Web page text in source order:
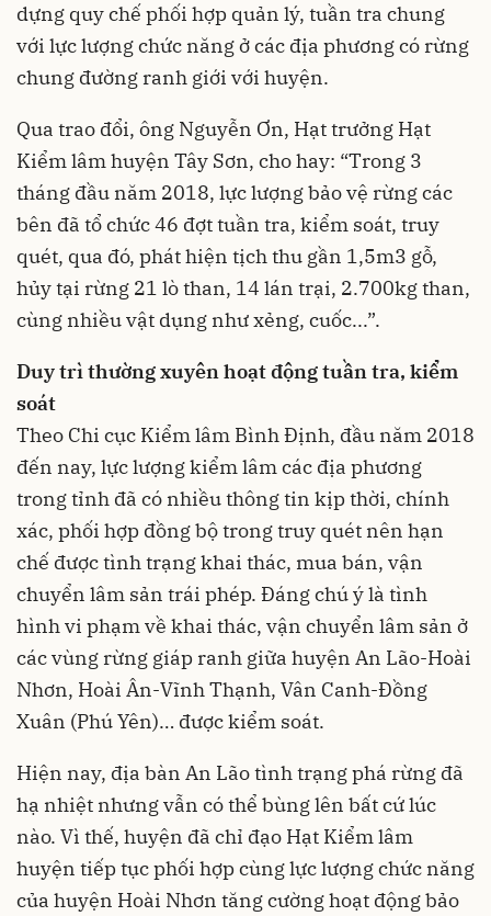
dựng quy chế phối hợp quản lý, tuần tra chung
với lực lượng chức năng ở các địa phương có rừng
chung đường ranh giới với huyện.
Qua trao đổi, ông Nguyễn Ơn, Hạt trưởng Hạt
Kiểm lâm huyện Tây Sơn, cho hay: “Trong 3
tháng đầu năm 2018, lực lượng bảo vệ rừng các
bên đã tổ chức 46 đợt tuần tra, kiểm soát, truy
quét, qua đó, phát hiện tịch thu gần 1,5m3 gỗ,
hủy tại rừng 21 lò than, 14 lán trại, 2.700kg than,
cùng nhiều vật dụng như xẻng, cuốc...”.
Duy trì thường xuyên hoạt động tuần tra, kiểm
soát
Theo Chi cục Kiểm lâm Bình Định, đầu năm 2018
đến nay, lực lượng kiểm lâm các địa phương
trong tỉnh đã có nhiều thông tin kịp thời, chính
xác, phối hợp đồng bộ trong truy quét nên hạn
chế được tình trạng khai thác, mua bán, vận
chuyển lâm sản trái phép. Đáng chú ý là tình
hình vi phạm về khai thác, vận chuyển lâm sản ở
các vùng rừng giáp ranh giữa huyện An Lão-Hoài
Nhơn, Hoài Ân-Vĩnh Thạnh, Vân Canh-Đồng
Xuân (Phú Yên)… được kiểm soát.
Hiện nay, địa bàn An Lão tình trạng phá rừng đã
hạ nhiệt nhưng vẫn có thể bùng lên bất cứ lúc
nào. Vì thế, huyện đã chỉ đạo Hạt Kiểm lâm
huyện tiếp tục phối hợp cùng lực lượng chức năng
của huyện Hoài Nhơn tăng cường hoạt động bảo